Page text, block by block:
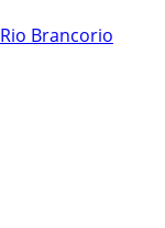
Rio Brancorio